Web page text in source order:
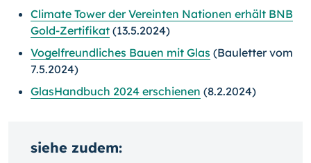
Climate Tower der Vereinten Nationen erhält BNB
Gold-Zertifikat (13.5.2024)
Vogelfreundliches Bauen mit Glas (Bauletter vom
7.5.2024)
GlasHandbuch 2024 erschienen (8.2.2024)
siehe zudem: